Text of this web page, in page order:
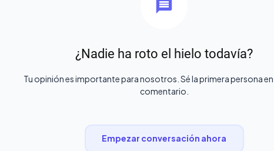
¿Nadie ha roto el hielo todavía?
Tu opinión es importante para nosotros. Sé la primera persona en
comentario.
Empezar conversación ahora